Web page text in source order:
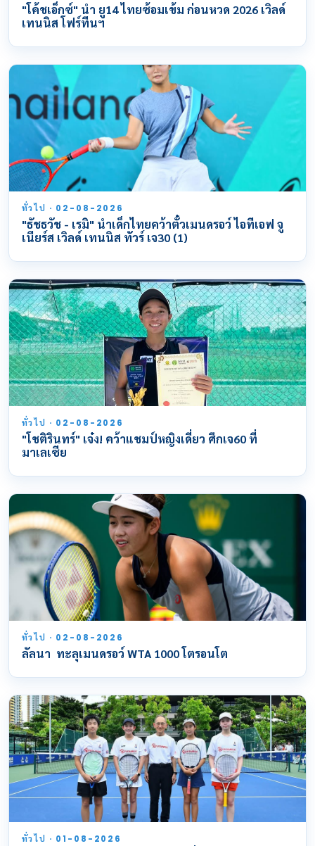
"โค้ชเอ็กซ์" นำ ยู14 ไทยซ้อมเข้ม ก่อนหวด 2026 เวิลด์
เทนนิส โฟร์ทีนฯ
ทั่วไป · 02-08-2026
"ธัชธวัช - เรมิ" นำเด็กไทยคว้าตั๋วเมนดรอว์ ไอทีเอฟ จู
เนียร์ส เวิลด์ เทนนิส ทัวร์ เจ30 (1)
ทั่วไป · 02-08-2026
"โชติรินทร์" เจ๋ง! คว้าแชมป์หญิงเดี่ยว ศึกเจ60 ที่
มาเลเซีย
ทั่วไป · 02-08-2026
ลัลนา ทะลุเมนดรอว์ WTA 1000 โตรอนโต
ทั่วไป · 01-08-2026